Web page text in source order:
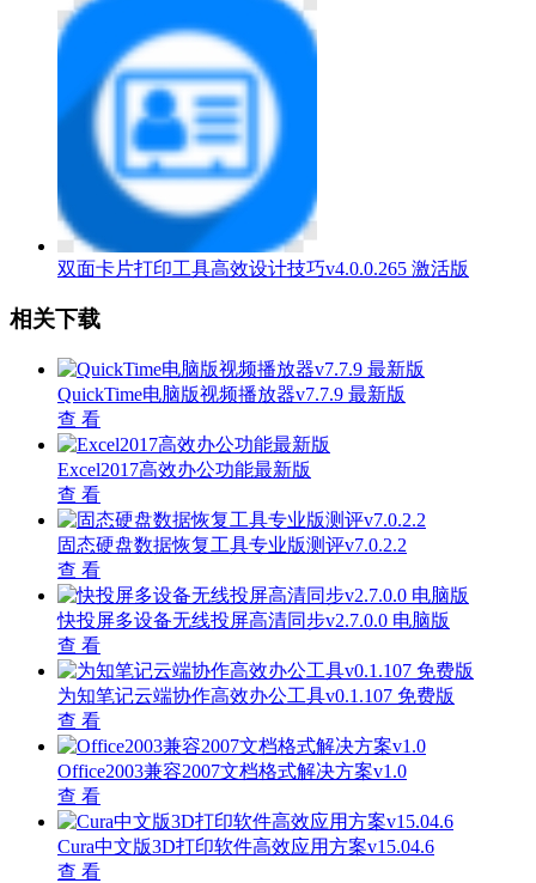
双面卡片打印工具高效设计技巧v4.0.0.265 激活版
相关下载
QuickTime电脑版视频播放器v7.7.9 最新版
查 看
Excel2017高效办公功能最新版
查 看
固态硬盘数据恢复工具专业版测评v7.0.2.2
查 看
快投屏多设备无线投屏高清同步v2.7.0.0 电脑版
查 看
为知笔记云端协作高效办公工具v0.1.107 免费版
查 看
Office2003兼容2007文档格式解决方案v1.0
查 看
Cura中文版3D打印软件高效应用方案v15.04.6
查 看